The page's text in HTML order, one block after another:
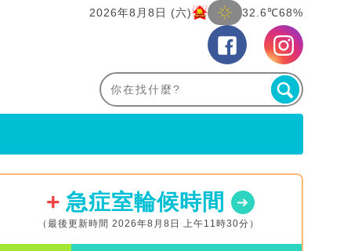
2026年8月8日 (六) 32.6℃68%
急症室輪候時間
（最後更新時間 2026年8月8日 上午11時30分）